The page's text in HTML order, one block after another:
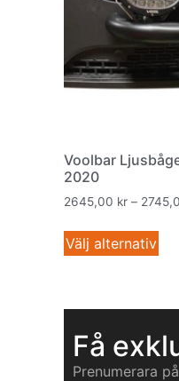
Voolbar
2020
2645,00 kr –
Välj alternativ
Få
Prenumerara